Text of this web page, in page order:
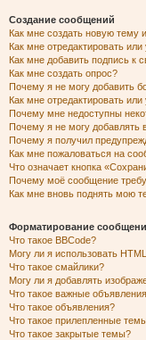
Создание сообщений
Как мне создать новую тему
Как мне отредактировать
Как мне добавить подпись к
Как мне создать опрос?
Почему я не могу добавить
Как мне отредактировать
Почему мне недоступны
Почему я не могу добавлять
Почему я получил
Как мне пожаловаться на
Что означает кнопка
Почему моё сообщение
Как мне вновь поднять мою
Форматирование
Что такое BBCode?
Могу ли я использовать
Что такое смайлики?
Могу ли я добавлять
Что такое важные
Что такое объявления?
Что такое прилепленные
Что такое закрытые темы?